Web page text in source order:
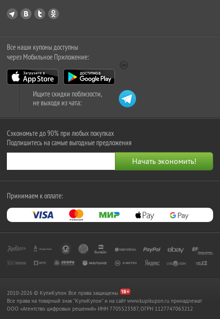
Все наши купоны доступны
через Мобильное Приложение:
Ищите скидки поблизости,
не выходя из чата:
Сэкономьте до 90% при любых покупках
Подпишитесь на самые выгодные предложения
Принимаем к оплате:
2010-2026 © КупиКупон. Все права защищены.
Все права на товарный знак "КупиКупон" и на сайт www.kupikupon.ru принадлежат
OOO «Агентство цифровых решений» ИНН 7705523387, ОГРН 1127747063212